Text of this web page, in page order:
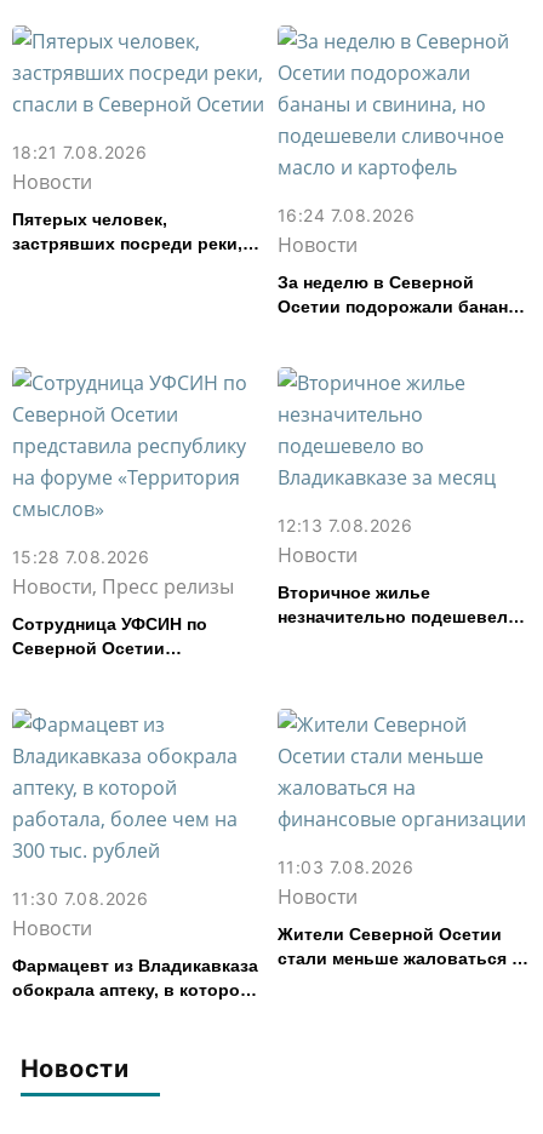
Новости
18:21 7.08.2026
Новости
Пятерых человек,
застрявших посреди реки,
16:24 7.08.2026
Новости
За неделю в Северной
Осетии подорожали бананы
картофель
15:28 7.08.2026
Новости, Пресс релизы
Сотрудница УФСИН по
Северной Осетии
смыслов»
12:13 7.08.2026
Новости
Вторичное жилье
незначительно подешевело
11:30 7.08.2026
Новости
Фармацевт из Владикавказа
обокрала аптеку, в которой
11:03 7.08.2026
Новости
Жители Северной Осетии
стали меньше жаловаться на